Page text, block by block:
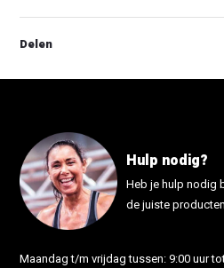
Delen
Hulp nodig?
Heb je hulp nodig
de juiste
Maandag t/m vrijdag tussen: 9:00 uur